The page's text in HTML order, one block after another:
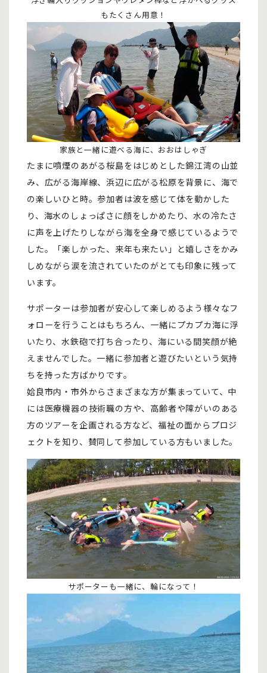
もたくさん用意！
家族と一緒に遊べる海に、おおはしゃぎ
たまに噴煙のあがる桜島をはじめとした錦江湾の山並
み、広がる海岸線、浜辺に広がる松原を背景に、海で
の楽しいひと時。参加者は波を感じて体を動かした
り、海水のしょっぱさに顔をしかめたり、水の冷たさ
に声を上げたりしながら海を全身で感じているようで
した。「楽しかった、来年も来たい」と嬉しさをかみ
しめながら涙を流されていたのがとても印象に残って
います。
サポーターは参加者が安心して楽しめるよう様々なフ
ォローを行うことはもちろん、一緒にプカプカ海に浮
いたり、水鉄砲で打ち合ったり、海にいる間笑顔が絶
えませんでした。一緒に参加者と遊びたいという気持
ちを持った方ばかりです。
姶良市内・市外からさまざまな方が集まっていて、中
には医療機器の技術職の方や、高齢者や障がいのある
方のツアーを企画される方など、福祉の面からプロジ
ェクトを知り、賛同して参加している方もいました。
サポーターも一緒に、輪になって！